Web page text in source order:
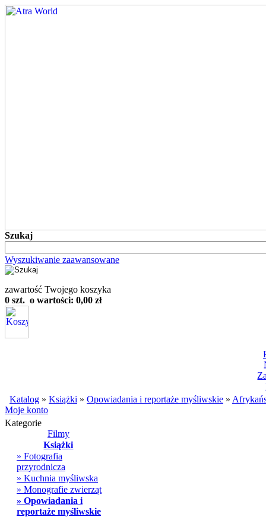
Szukaj
Wyszukiwanie zaawansowane
zawartość Twojego koszyka
0 szt. o wartości: 0,00 zł
Katalog » Książki » Opowiadania i reportaże myśliwskie »
Moje konto
Kategorie
Filmy
Książki
» Fotografia
przyrodnicza
» Kuchnia myśliwska
» Monografie zwierząt
» Opowiadania i
reportaże myśliwskie